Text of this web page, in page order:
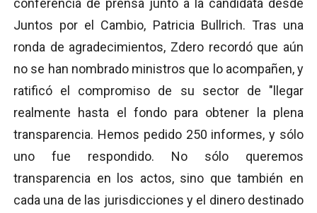
conferencia de prensa junto a la candidata desde
Juntos por el Cambio, Patricia Bullrich. Tras una
ronda de agradecimientos, Zdero recordó que aún
no se han nombrado ministros que lo acompañen, y
ratificó el compromiso de su sector de "llegar
realmente hasta el fondo para obtener la plena
transparencia. Hemos pedido 250 informes, y sólo
uno fue respondido. No sólo queremos
transparencia en los actos, sino que también en
cada una de las jurisdicciones y el dinero destinado